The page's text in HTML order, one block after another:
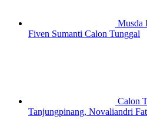
Musda
Fiven Sumanti Calon Tunggal
Calon
Tanjungpinang, Novaliandri